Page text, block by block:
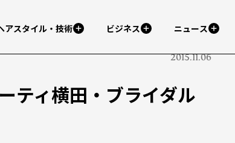
アスタイル・技術 ビジネス ニュース
2015.11.06
ティ横田・ブライダル